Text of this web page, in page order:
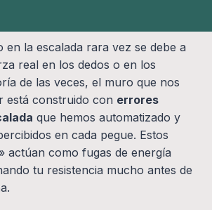
en la escalada rara vez se debe a
real en los dedos o en los
de las veces, el muro que nos
está construido con errores
que hemos automatizado y
en cada pegue. Estos
actúan como fugas de energía
tu resistencia mucho antes de